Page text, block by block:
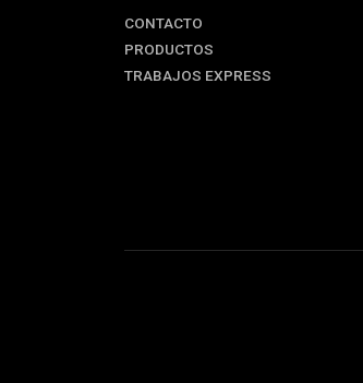
CONTACTO
PRODUCTOS
TRABAJOS EXPRESS